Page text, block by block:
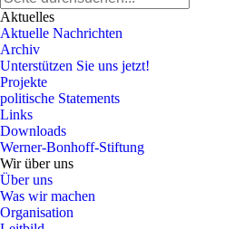
Aktuelles
Aktuelle Nachrichten
Archiv
Unterstützen Sie uns jetzt!
Projekte
politische Statements
Links
Downloads
Werner-Bonhoff-Stiftung
Wir über uns
Über uns
Was wir machen
Organisation